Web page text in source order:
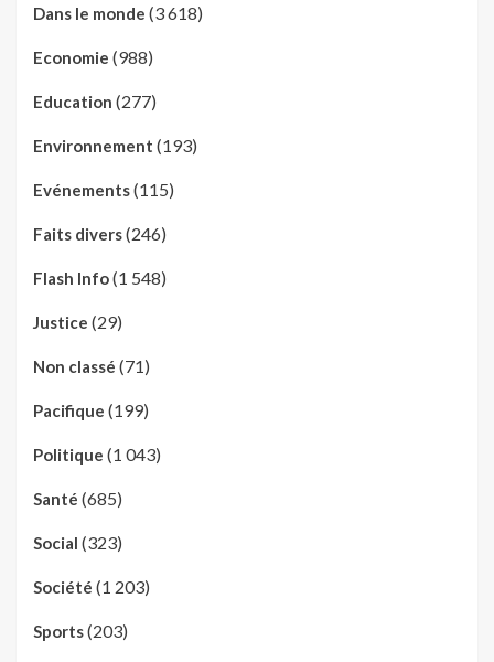
Dans le monde (3 618)
Economie (988)
Education (277)
Environnement (193)
Evénements(115)
Faits divers(246)
Flash Info(1 548)
Justice (29)
Non classé (71)
Pacifique (199)
Politique (1 043)
Santé (685)
Social (323)
Société (1 203)
Sports(203)